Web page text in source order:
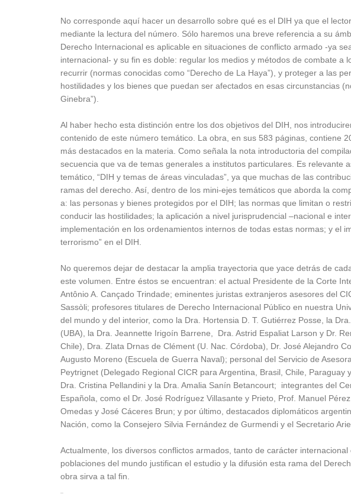
No corresponde aquí hacer un desarrollo sobre qué es el DIH ya que el
mediante la lectura del número. Sólo haremos una breve referencia a su
Derecho Internacional es aplicable en situaciones de conflicto armado -ya
internacional- y su fin es doble: regular los medios y métodos de combate a
recurrir (normas conocidas como “Derecho de La Haya”), y proteger a las
hostilidades y los bienes que puedan ser afectados en esas circunstancias
Ginebra”).
Al haber hecho esta distinción entre los dos objetivos del DIH, nos
contenido de este número temático. La obra, en sus 583 páginas, contiene
más destacados en la materia. Como señala la nota introductoria del
secuencia que va de temas generales a institutos particulares. Es relevante
temático, “DIH y temas de áreas vinculadas”, ya que muchas de las
ramas del derecho. Así, dentro de los mini-ejes temáticos que aborda la
a: las personas y bienes protegidos por el DIH; las normas que limitan o
conducir las hostilidades; la aplicación a nivel jurisprudencial –nacional e
implementación en los ordenamientos internos de todas estas normas; y el
terrorismo” en el DIH.
No queremos dejar de destacar la amplia trayectoria que yace detrás de
este volumen. Entre éstos se encuentran: el actual Presidente de la Corte
Antônio A. Cançado Trindade; eminentes juristas extranjeros asesores del
Sassòli; profesores titulares de Derecho Internacional Público en nuestra
del mundo y del interior, como la Dra. Hortensia D. T. Gutiérrez Posse, la
(UBA), la Dra. Jeannette Irigoín Barrene, Dra. Astrid Espaliat Larson y Dr.
Chile), Dra. Zlata Drnas de Clément (U. Nac. Córdoba), Dr. José Alejandro
Augusto Moreno (Escuela de Guerra Naval); personal del Servicio de
Peytrignet (Delegado Regional CICR para Argentina, Brasil, Chile, Paraguay
Dra. Cristina Pellandini y la Dra. Amalia Sanín Betancourt; integrantes del
Española, como el Dr. José Rodríguez Villasante y Prieto, Prof. Manuel
Omedas y José Cáceres Brun; y por último, destacados diplomáticos
Nación, como la Consejero Silvia Fernández de Gurmendi y el Secretario
Actualmente, los diversos conflictos armados, tanto de carácter
poblaciones del mundo justifican el estudio y la difusión esta rama del
obra sirva a tal fin.